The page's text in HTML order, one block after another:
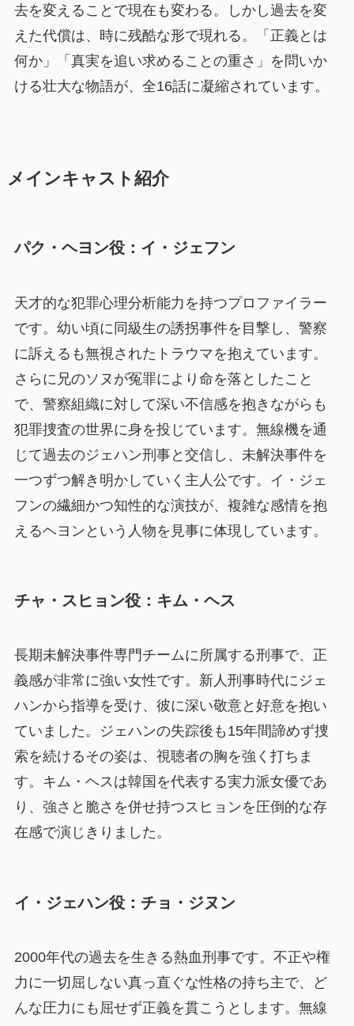
去を変えることで現在も変わる。しかし過去を変
えた代償は、時に残酷な形で現れる。「正義とは
何か」「真実を追い求めることの重さ」を問いか
ける壮大な物語が、全16話に凝縮されています。
メインキャスト紹介
パク・ヘヨン役：イ・ジェフン
天才的な犯罪心理分析能力を持つプロファイラー
です。幼い頃に同級生の誘拐事件を目撃し、警察
に訴えるも無視されたトラウマを抱えています。
さらに兄のソヌが冤罪により命を落としたこと
で、警察組織に対して深い不信感を抱きながらも
犯罪捜査の世界に身を投じています。無線機を通
じて過去のジェハン刑事と交信し、未解決事件を
一つずつ解き明かしていく主人公です。イ・ジェ
フンの繊細かつ知性的な演技が、複雑な感情を抱
えるヘヨンという人物を見事に体現しています。
チャ・スヒョン役：キム・ヘス
長期未解決事件専門チームに所属する刑事で、正
義感が非常に強い女性です。新人刑事時代にジェ
ハンから指導を受け、彼に深い敬意と好意を抱い
ていました。ジェハンの失踪後も15年間諦めず捜
索を続けるその姿は、視聴者の胸を強く打ちま
す。キム・ヘスは韓国を代表する実力派女優であ
り、強さと脆さを併せ持つスヒョンを圧倒的な存
在感で演じきりました。
イ・ジェハン役：チョ・ジヌン
2000年代の過去を生きる熱血刑事です。不正や権
力に一切屈しない真っ直ぐな性格の持ち主で、ど
んな圧力にも屈せず正義を貫こうとします。無線